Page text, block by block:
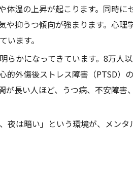
温の上昇が起こります。同時
抑うつ傾向が強まります。心
ます。
かになってきています。 8万人
的外傷後ストレス障害（PTSD）
が長い人ほど、うつ病、不安障
夜は暗い」という環境が、メン